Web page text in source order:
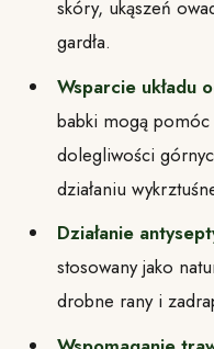
skóry, ukąszeń
gardła.
Wsparcie układu
babki mogą pomóc
dolegliwości
działaniu
Działanie
stosowany jako
drobne rany i